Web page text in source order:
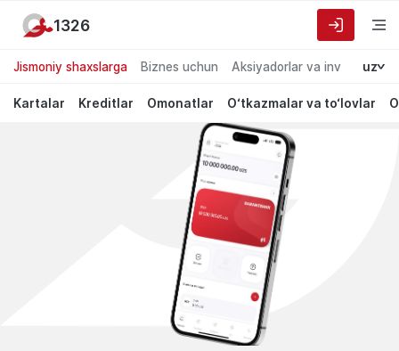
Jismoniy shaxslarga Biznes uchun Aksiyadorlar va investorlarga
uz
Kartalar Kreditlar Omonatlar O‘tkazmalar va to‘lovlar
1326